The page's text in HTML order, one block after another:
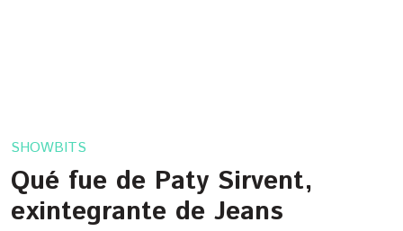
SHOWBITS
Qué fue de Paty Sirvent,
exintegrante de Jeans